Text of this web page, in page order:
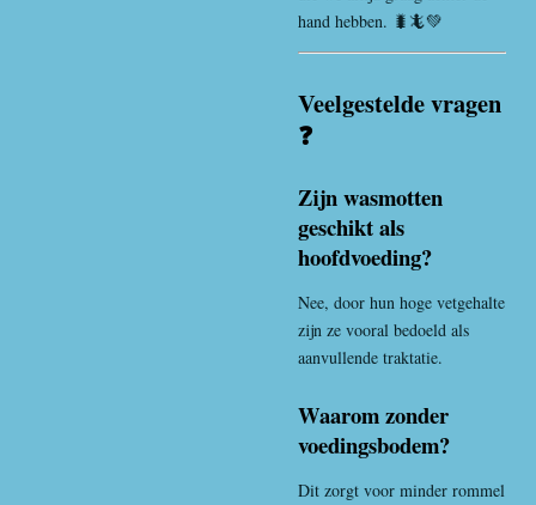
hand hebben. 🐛🦎💚
Veelgestelde vragen
❓
Zijn wasmotten
geschikt als
hoofdvoeding?
Nee, door hun hoge vetgehalte
zijn ze vooral bedoeld als
aanvullende traktatie.
Waarom zonder
voedingsbodem?
Dit zorgt voor minder rommel